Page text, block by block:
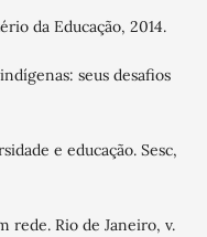
da Educação, 2014.
seus desafios
e educação. Sesc,
rede. Rio de Janeiro, v.